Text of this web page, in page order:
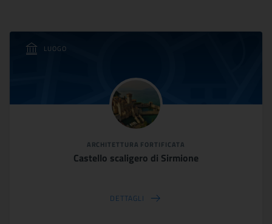
LUOGO
ARCHITETTURA FORTIFICATA
Castello scaligero di Sirmione
DETTAGLI